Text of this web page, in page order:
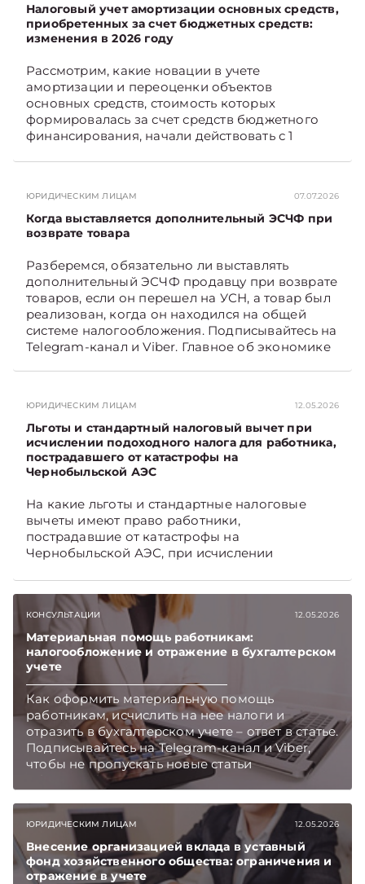
Налоговый учет амортизации основных средств,
приобретенных за счет бюджетных средств:
изменения в 2026 году
Рассмотрим, какие новации в учете
амортизации и переоценки объектов
основных средств, стоимость которых
формировалась за счет средств бюджетного
финансирования, начали действовать с 1
на Telegram‑канал и Viber. Главное об
экономике Беларуси — раньше, чем в новостях
TelegramViber
ЮРИДИЧЕСКИМ ЛИЦАМ 07.07.2026
Когда выставляется дополнительный ЭСЧФ при
возврате товара
Разберемся, обязательно ли выставлять
дополнительный ЭСЧФ продавцу при возврате
товаров, если он перешел на УСН, а товар был
реализован, когда он находился на общей
системе налогообложения. Подписывайтесь на
Telegram‑канал и Viber. Главное об экономике
ЮРИДИЧЕСКИМ ЛИЦАМ 12.05.2026
Льготы и стандартный налоговый вычет при
исчислении подоходного налога для работника,
пострадавшего от катастрофы на
Чернобыльской АЭС
На какие льготы и стандартные налоговые
вычеты имеют право работники,
пострадавшие от катастрофы на
Чернобыльской АЭС, при исчислении
Подписывайтесь на Telegram‑канал и Viber,
чтобы не пропускать новые статьи
TelegramViber
КОНСУЛЬТАЦИИ 12.05.2026
Материальная помощь работникам:
налогообложение и отражение в бухгалтерском
учете
Как оформить материальную помощь
работникам, исчислить на нее налоги и
отразить в бухгалтерском учете – ответ в статье.
Подписывайтесь на Telegram‑канал и Viber,
чтобы не пропускать новые статьи
TelegramViber
ЮРИДИЧЕСКИМ ЛИЦАМ 12.05.2026
Внесение организацией вклада в уставный
фонд хозяйственного общества: ограничения и
отражение в учете